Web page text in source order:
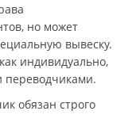
но может
вывеску.
индивидуально,
переводчиками.
обязан строго